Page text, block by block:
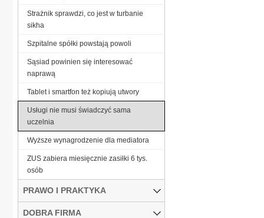
Strażnik sprawdzi, co jest w turbanie
sikha
Szpitalne spółki powstają powoli
Sąsiad powinien się interesować
naprawą
Tablet i smartfon też kopiują utwory
Usługi nie musi świadczyć sama
uczelnia
Wyższe wynagrodzenie dla mediatora
ZUS zabiera miesięcznie zasiłki 6 tys.
osób
PRAWO I PRAKTYKA
DOBRA FIRMA